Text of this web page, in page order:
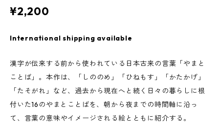
¥2,200
International shipping available
漢字が伝来する前から使われている日本古来の言葉「やまと
ことば」。本作は、「しののめ」「ひねもす」「かたかげ」
「たそがれ」など、過去から現在へと続く日々の暮らしに根
付いた16のやまとことばを、朝から夜までの時間軸に沿っ
て、言葉の意味やイメージされる絵とともに紹介する。